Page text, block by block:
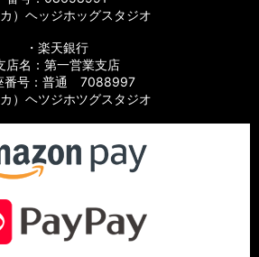
）ヘッジホッグスタジオ
・楽天銀行
店名：第一営業支店
番号：普通 7088997
）ヘツジホツグスタジオ